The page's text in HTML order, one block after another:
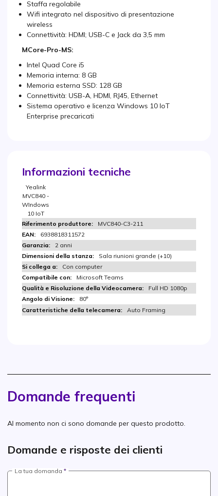
Staffa regolabile
Wifi integrato nel dispositivo di presentazione
wireless
Connettività: HDMI; USB-C e Jack da 3,5 mm
MCore-Pro-MS:
Intel Quad Core i5
Memoria interna: 8 GB
Memoria esterna SSD: 128 GB
Connettività: USB-A, HDMI, RJ45, Ethernet
Sistema operativo e licenza Windows 10 IoT
Enterprise precaricati
Informazioni tecniche
Yealink
MVC840 -
WIndows
10 IoT
MVC840-C3-211
6938818311572
2 anni
Sala riunioni grande (+10)
Con computer
Microsoft Teams
Full HD 1080p
80°
Auto Framing
Domande frequenti
Al momento non ci sono domande per questo prodotto.
Domande e risposte dei clienti
La tua domanda